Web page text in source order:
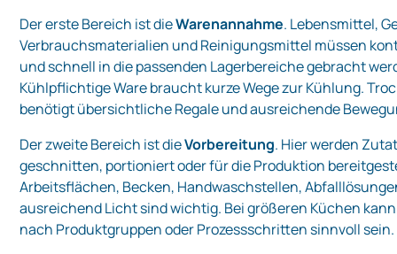
Der erste Bereich ist dieWarenannahme. Lebensmittel,
Verbrauchsmaterialien und Reinigungsmittel müssen
und schnell in die passenden Lagerbereiche gebracht
Kühlpflichtige Ware braucht kurze Wege zur Kühlung.
benötigt übersichtliche Regale und ausreichende
Der zweite Bereich ist dieVorbereitung. Hier werden
geschnitten, portioniert oder für die Produktion
Arbeitsflächen, Becken, Handwaschstellen,
ausreichend Licht sind wichtig. Bei größeren Küchen
nach Produktgruppen oder Prozessschritten sinnvoll sein.